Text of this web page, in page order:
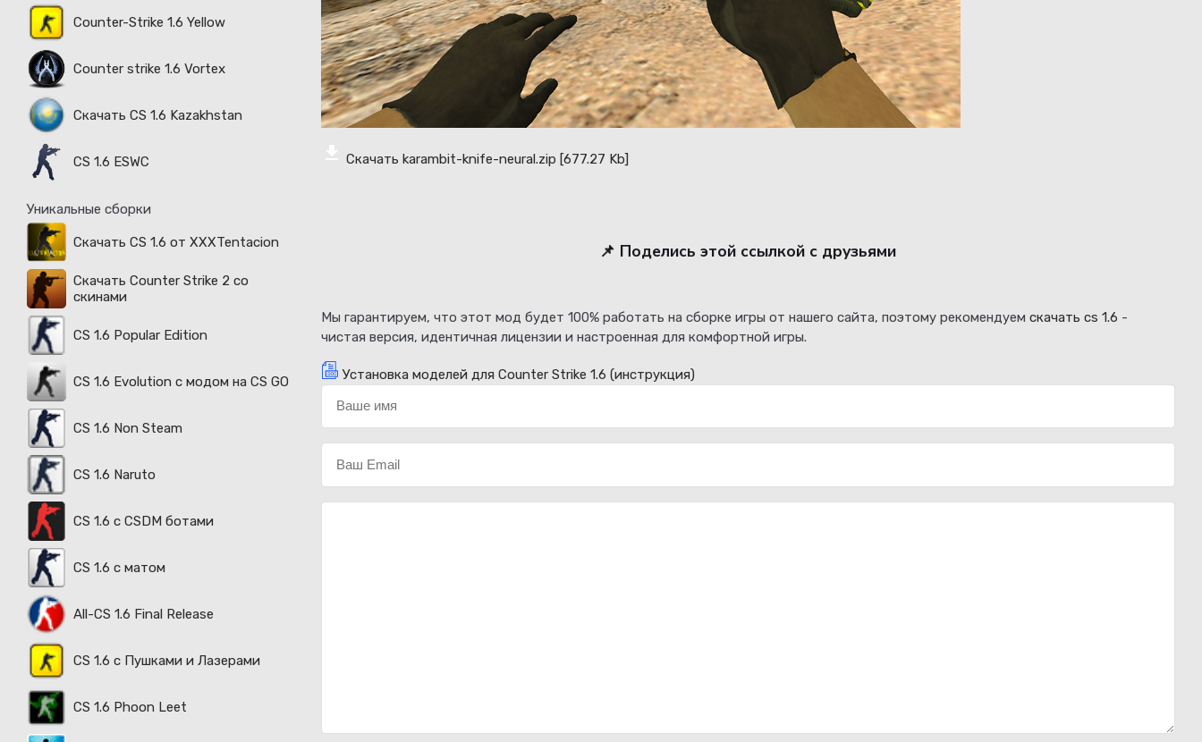
Counter-Strike 1.6 Yellow
Counter strike 1.6 Vortex
Скачать CS 1.6 Kazakhstan
CS 1.6 ESWC
Уникальные сборки
Скачать CS 1.6 от XXXTentacion
Скачать Counter Strike 2 со
скинами
CS 1.6 Popular Edition
CS 1.6 Evolution с модом на CS GO
CS 1.6 Non Steam
CS 1.6 Naruto
CS 1.6 с CSDM ботами
CS 1.6 с матом
All-CS 1.6 Final Release
CS 1.6 с Пушками и Лазерами
CS 1.6 Phoon Leet
Скачать karambit-knife-neural.zip [677.27 Kb]
📌 Поделись этой ссылкой с друзьями
Мы гарантируем, что этот мод будет 100% работать на сборке игры от нашего сайта, поэтому рекомендуем скачать cs 1.6 -
чистая версия, идентичная лицензии и настроенная для комфортной игры.
Установка моделей для Counter Strike 1.6 (инструкция)